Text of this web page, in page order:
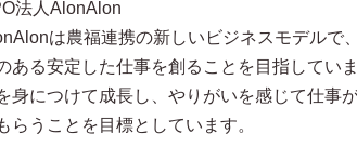
法人AlonAlon
は農福連携の新しいビジネスモデルで
ある安定した仕事を創ることを目指してい
身につけて成長し、やりがいを感じて仕事
らうことを目標としています。